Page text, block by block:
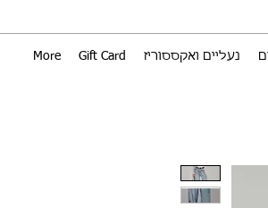
נעליים ואקססוריז Gift Card
More